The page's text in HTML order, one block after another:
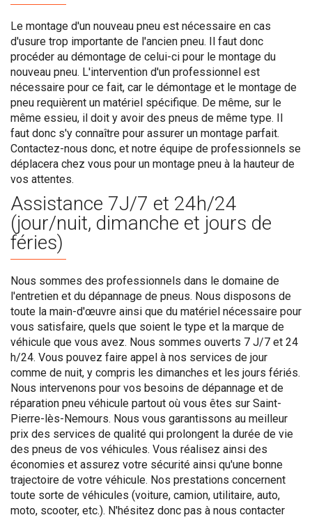
Le montage d'un nouveau pneu est nécessaire en cas
d'usure trop importante de l'ancien pneu. Il faut donc
procéder au démontage de celui-ci pour le montage du
nouveau pneu. L'intervention d'un professionnel est
nécessaire pour ce fait, car le démontage et le montage de
pneu requièrent un matériel spécifique. De même, sur le
même essieu, il doit y avoir des pneus de même type. Il
faut donc s'y connaître pour assurer un montage parfait.
Contactez-nous donc, et notre équipe de professionnels se
déplacera chez vous pour un montage pneu à la hauteur de
vos attentes.
Assistance 7J/7 et 24h/24
(jour/nuit, dimanche et jours de
féries)
Nous sommes des professionnels dans le domaine de
l'entretien et du dépannage de pneus. Nous disposons de
toute la main-d'œuvre ainsi que du matériel nécessaire pour
vous satisfaire, quels que soient le type et la marque de
véhicule que vous avez. Nous sommes ouverts 7 J/7 et 24
h/24. Vous pouvez faire appel à nos services de jour
comme de nuit, y compris les dimanches et les jours fériés.
Nous intervenons pour vos besoins de dépannage et de
réparation pneu véhicule partout où vous êtes sur Saint-
Pierre-lès-Nemours. Nous vous garantissons au meilleur
prix des services de qualité qui prolongent la durée de vie
des pneus de vos véhicules. Vous réalisez ainsi des
économies et assurez votre sécurité ainsi qu'une bonne
trajectoire de votre véhicule. Nos prestations concernent
toute sorte de véhicules (voiture, camion, utilitaire, auto,
moto, scooter, etc.). N'hésitez donc pas à nous contacter